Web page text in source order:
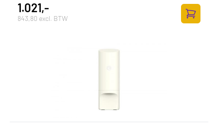
1.021,-
843,80 excl. BTW
Zum